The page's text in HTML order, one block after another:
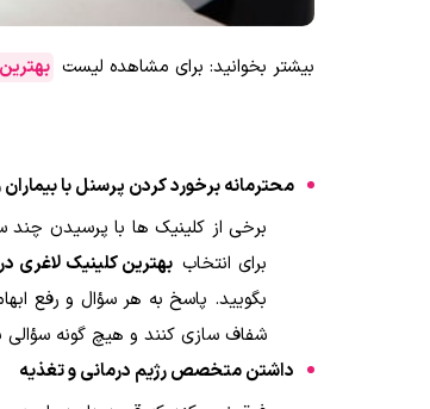
بیشتر بخوانید: برای مشاهده لیست
محترمانه برخورد کردن پرسنل با
برخی از کلینیک ها با پرسیدن
برای انتخاب بهترین کلینیک لاغری
بگویید. پاسخ به هر سؤال و رفع
شفاف سازی کنند و هیچ گونه سؤالی
داشتن متخصص رژیم درمانی و تغذیه